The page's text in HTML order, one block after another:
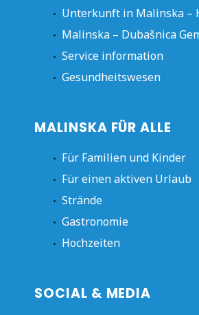
Unterkunft in Malinska –
Malinska – Dubašnica
Service information
Gesundheitswesen
MALINSKA FÜR ALLE
Für Familien und Kinder
Für einen aktiven Urlaub
Strände
Gastronomie
Hochzeiten
SOCIAL & MEDIA